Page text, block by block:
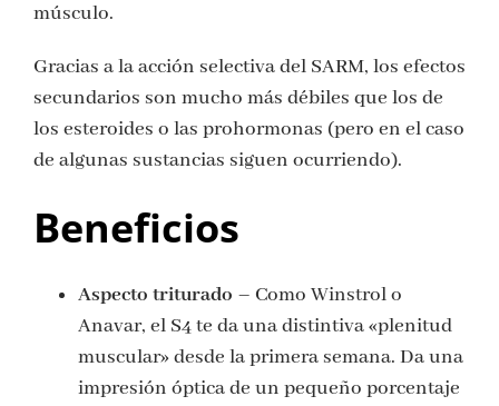
músculo.
Gracias a la acción selectiva del SARM, los efectos
secundarios son mucho más débiles que los de
los esteroides o las prohormonas (pero en el caso
de algunas sustancias siguen ocurriendo).
Beneficios
Aspecto triturado – Como Winstrol o
Anavar, el S4 te da una distintiva «plenitud
muscular» desde la primera semana. Da una
impresión óptica de un pequeño porcentaje